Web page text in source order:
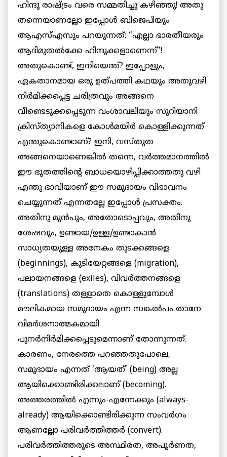
ഹിന്ദു രാഷ്ട്രം വരെ സമ്മതിച്ചു കഴിഞ്ഞു! അതു
തന്നെയാണല്ലോ ഇപ്പോൾ ബിജെപിയും
ആഎസ്എസും പറയുന്നത്: “എല്ലാ ഭാരതീയരും
ആദിമുതൽക്കേ ഹിന്ദുക്കളാണെന്ന്”!
അതുകൊണ്ട്, ഇനിയെന്ത്? ഇപ്പോളും,
ഏകതാനമായ ഒരു ഉത്പത്തി കഥയും അതുവഴി
നിർമിക്കപ്പെട്ട ചരിത്രവും അങ്ങനെ
വീണ്ടെടുക്കപ്പെടുന്ന വംശാവലിയും സുറിയാനി
ക്രിസ്ത്യാനികളെ കോൾമയിർ കൊള്ളിക്കുന്നത്
എന്തുകൊണ്ടാണ്? ഇനി, വസ്തുത
അങ്ങനെയാണെങ്കിൽ തന്നെ, വർത്തമാനത്തിൽ
ഈ ഭൂതത്തിന്റെ ബാധയൊഴിപ്പിക്കാത്തതു വഴി
എന്തു ഭാവിയാണ് ഈ സമുദായം വിഭാവനം
ചെയ്യുന്നത് എന്നതല്ലേ ഇപ്പോൾ പ്രസക്തം.
അതിനു മുൻപും, അതോടൊപ്പവും, അതിനു
ശേഷവും, ഉണ്ടായ/ഉള്ള/ഉണ്ടാകാൻ
സാധ്യതയുള്ള അനേകം തുടക്കങ്ങളെ
(beginnings), കുടിയേറ്റങ്ങളെ (migration),
പലായനങ്ങളെ (exiles), വിവർത്തനങ്ങളെ
(translations) തള്ളാതെ കൊള്ളുമ്പോൾ
മൗലികമായ സമുദായം എന്ന സങ്കൽപം താനേ
വിമർശനാത്മകമായി
പുനർനിർമിക്കപ്പെടുമെന്നാണ് തോന്നുന്നത്.
കാരണം, നേരത്തെ പറഞ്ഞതുപോലെ,
സമുദായം എന്നത് ‘ആയത്’ (being) അല്ല
ആയിക്കൊണ്ടിരിക്കലാണ് (becoming).
അത്തരത്തിൽ എന്നും-എന്നേക്കും (always-
already) ആയിക്കൊണ്ടിരിക്കുന്ന സംവർഗം
ആണല്ലോ പരിവർത്തിത്തർ (convert).
പരിവർത്തിത്തരുടെ അസ്ഥിരത, അപൂർണത,